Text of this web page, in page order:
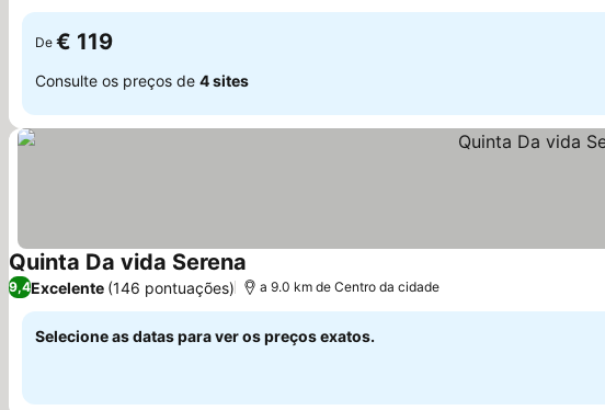
De € 119
Consulte os preços de 4 sites
Quinta Da vida Serena
9,4Excelente (146 pontuações) a 9.0 km de Centro da cidade
Selecione as datas para ver os preços exatos.